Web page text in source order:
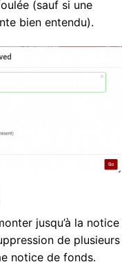
(sauf si une
bien entendu).
jusqu’à la notice
de plusieurs
notice de fonds.